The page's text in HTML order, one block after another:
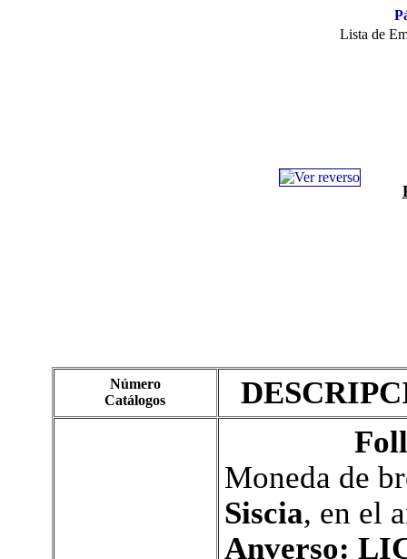
Lista de
Número
Catálogos
Moneda de
Siscia, en el
Anverso: